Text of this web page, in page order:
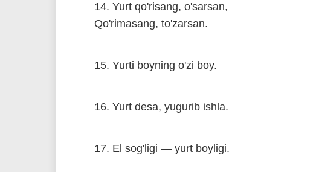
14. Yurt qo'risang, o'sarsan,
Qo'rimasang, to'zarsan.
15. Yurti boyning o'zi boy.
16. Yurt desa, yugurib ishla.
17. El sog'ligi — yurt boyligi.